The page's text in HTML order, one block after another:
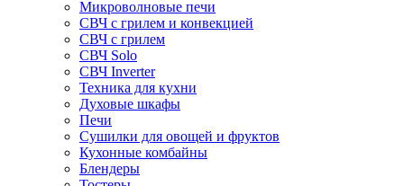
Микроволновые печи
СВЧ с грилем и конвекцией
СВЧ с грилем
СВЧ Solo
СВЧ Inverter
Техника для кухни
Духовые шкафы
Печи
Сушилки для овощей и фруктов
Кухонные комбайны
Блендеры